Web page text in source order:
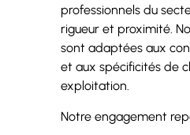
professionnels du
rigueur et proximité.
sont adaptées aux
et aux spécificités de
exploitation.
Notre engagement